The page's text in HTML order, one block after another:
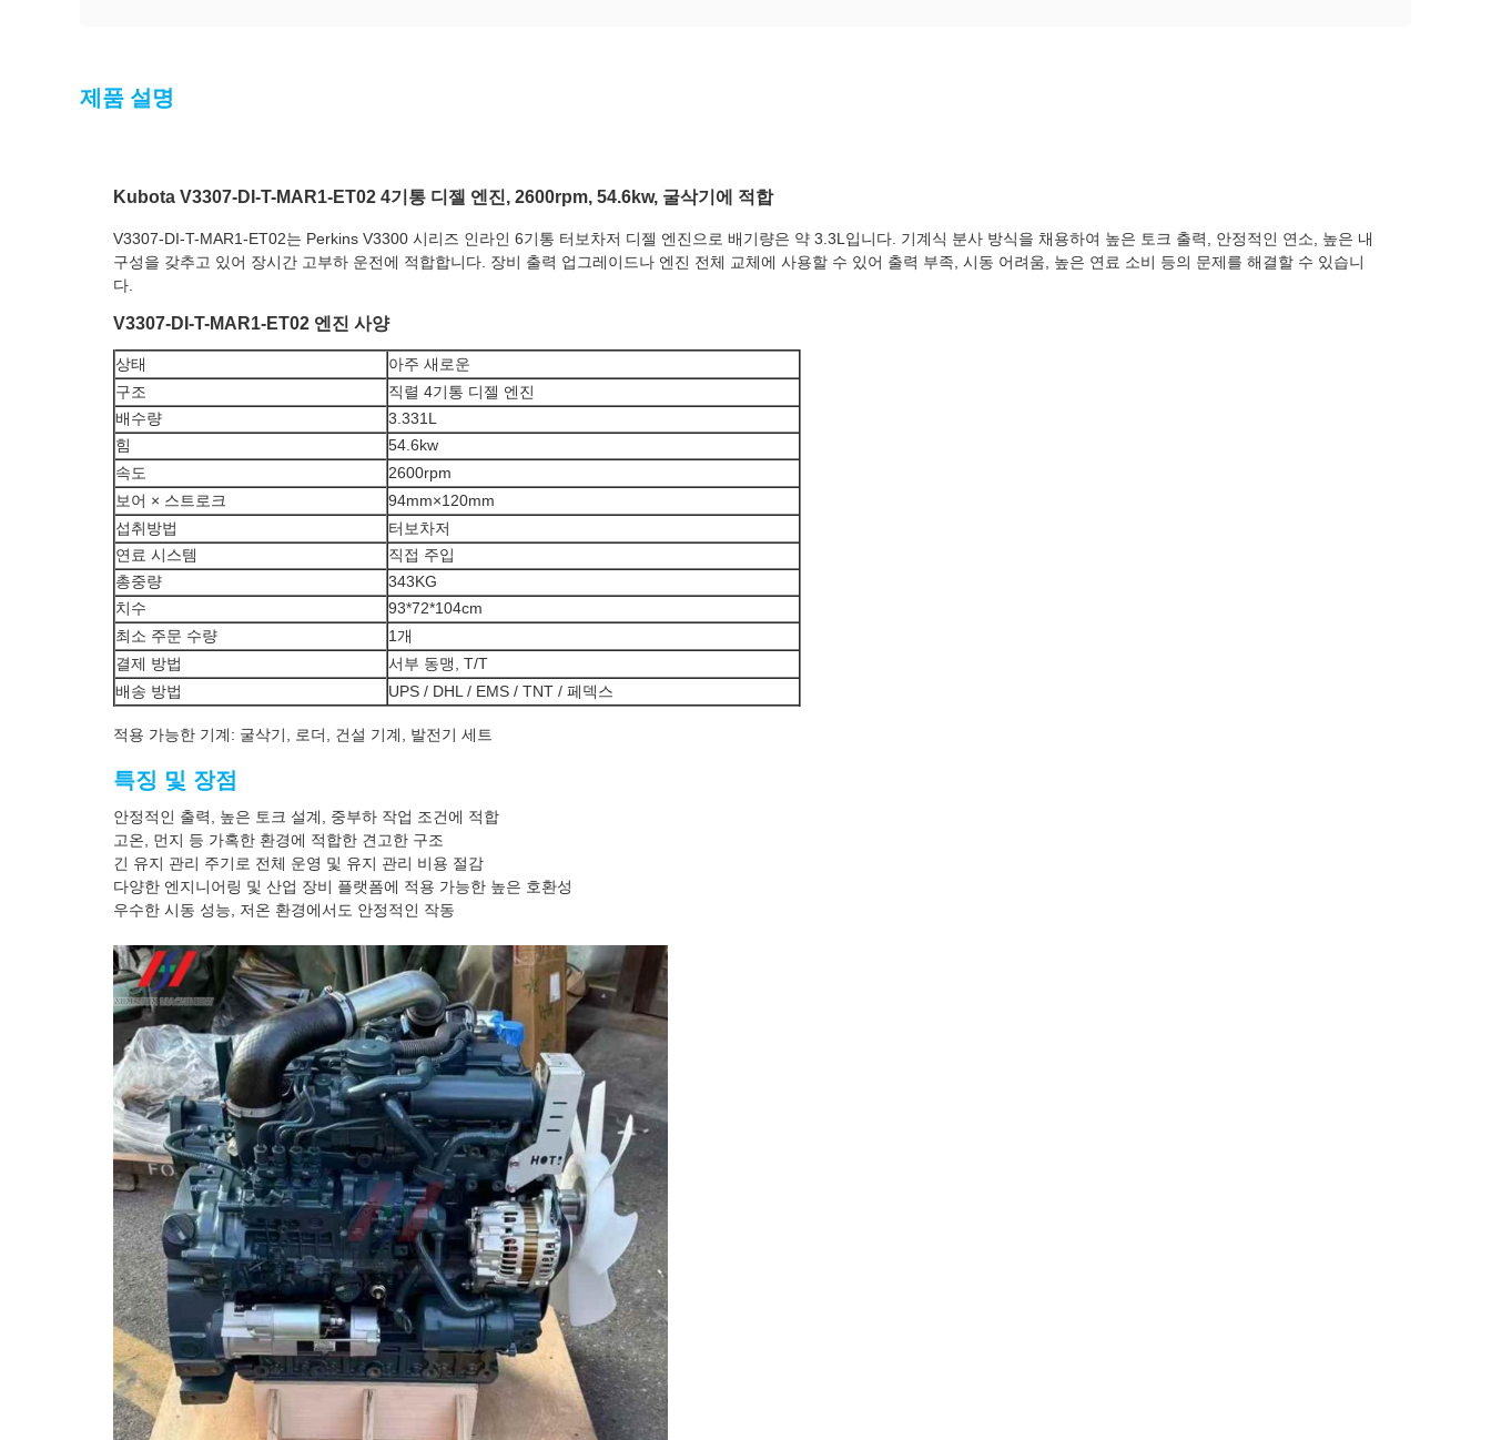
제품 설명
Kubota V3307-DI-T-MAR1-ET02 4기통 디젤 엔진, 2600rpm, 54.6kw, 굴삭기에 적합
V3307-DI-T-MAR1-ET02는 Perkins V3300 시리즈 인라인 6기통 터보차저 디젤 엔진으로 배기량은 약 3.3L입니다. 기계식 분사 방식을 채용하여 높은 토크 출력, 안정적인 연소, 높은 내
구성을 갖추고 있어 장시간 고부하 운전에 적합합니다. 장비 출력 업그레이드나 엔진 전체 교체에 사용할 수 있어 출력 부족, 시동 어려움, 높은 연료 소비 등의 문제를 해결할 수 있습니
다.
V3307-DI-T-MAR1-ET02 엔진 사양
상태
아주 새로운
구조
직렬 4기통 디젤 엔진
배수량
3.331L
힘
54.6kw
속도
2600rpm
보어 × 스트로크
94mm×120mm
섭취방법
터보차저
연료 시스템
직접 주입
총중량
343KG
치수
93*72*104cm
최소 주문 수량
1개
결제 방법
서부 동맹, T/T
배송 방법
UPS / DHL / EMS / TNT / 페덱스
적용 가능한 기계: 굴삭기, 로더, 건설 기계, 발전기 세트
특징 및 장점
안정적인 출력, 높은 토크 설계, 중부하 작업 조건에 적합
고온, 먼지 등 가혹한 환경에 적합한 견고한 구조
긴 유지 관리 주기로 전체 운영 및 유지 관리 비용 절감
다양한 엔지니어링 및 산업 장비 플랫폼에 적용 가능한 높은 호환성
우수한 시동 성능, 저온 환경에서도 안정적인 작동